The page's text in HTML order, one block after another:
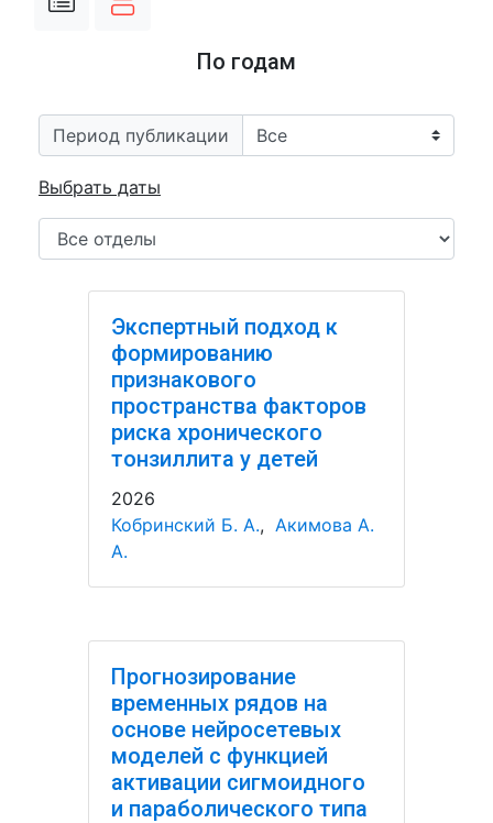
По годам
Период публикации
Выбрать даты
Экспертный подход к
формированию
признакового
пространства факторов
риска хронического
тонзиллита у детей
2026
Кобринский Б. А., Акимова А.
А.
Прогнозирование
временных рядов на
основе нейросетевых
моделей с функцией
активации сигмоидного
и параболического типа